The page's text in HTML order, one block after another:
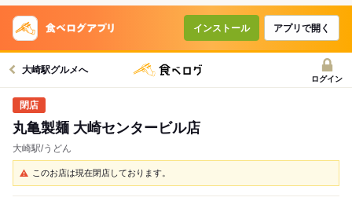
インストール アプリで開く
大崎駅グルメへ
ログイン
丸亀製麺 大崎センタービル店
大崎駅/うどん
このお店は現在閉店しております。